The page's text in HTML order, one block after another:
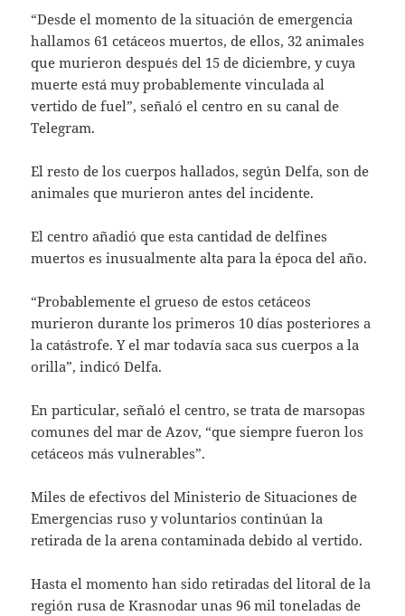
“Desde el momento de la situación de emergencia
hallamos 61 cetáceos muertos, de ellos, 32 animales
que murieron después del 15 de diciembre, y cuya
muerte está muy probablemente vinculada al
vertido de fuel”, señaló el centro en su canal de
Telegram.
El resto de los cuerpos hallados, según Delfa, son de
animales que murieron antes del incidente.
El centro añadió que esta cantidad de delfines
muertos es inusualmente alta para la época del año.
“Probablemente el grueso de estos cetáceos
murieron durante los primeros 10 días posteriores a
la catástrofe. Y el mar todavía saca sus cuerpos a la
orilla”, indicó Delfa.
En particular, señaló el centro, se trata de marsopas
comunes del mar de Azov, “que siempre fueron los
cetáceos más vulnerables”.
Miles de efectivos del Ministerio de Situaciones de
Emergencias ruso y voluntarios continúan la
retirada de la arena contaminada debido al vertido.
Hasta el momento han sido retiradas del litoral de la
región rusa de Krasnodar unas 96 mil toneladas de